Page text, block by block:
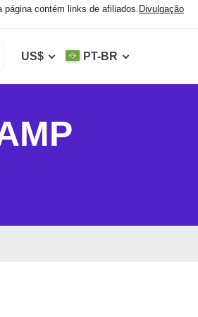
contém links de afiliados. Divulgação
US$ PT-BR